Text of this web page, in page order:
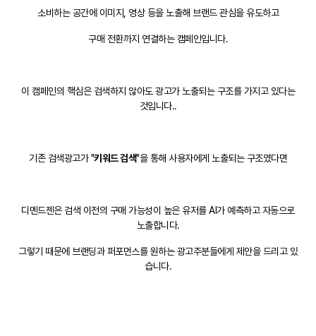
소비하는 공간에 이미지, 영상 등을 노출해 브랜드 관심을 유도하고
구매 전환까지 연결하는 캠페인입니다.
이 캠페인의 핵심은 검색하지 않아도 광고가 노출되는 구조를 가지고 있다는
것입니다..
기존 검색광고가 "키워드 검색"을 통해 사용자에게 노출되는 구조였다면
디멘드젠은 검색 이전의 구매 가능성이 높은 유저를 AI가 예측하고 자동으로
노출합니다.
그렇기 때문에 브랜딩과 퍼포먼스를 원하는 광고주분들에게 제안을 드리고 있
습니다.